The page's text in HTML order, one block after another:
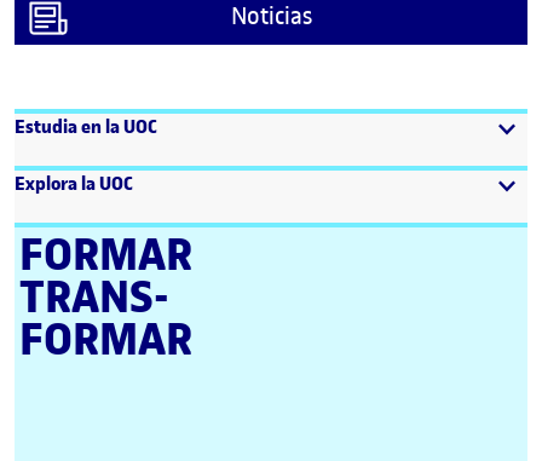
Noticias
Estudia en la UOC
Explora la UOC
FORMAR
TRANS­
FORMAR